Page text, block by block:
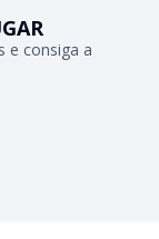
e consiga a